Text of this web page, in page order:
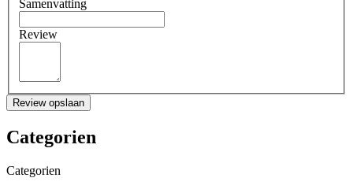
Samenvatting
Review
Review opslaan
Categorien
Categorien